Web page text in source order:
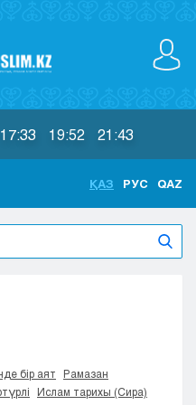
17:33 19:52 21:43
ҚАЗ РУС QAZ
бір аят
Рамазан
Ислам тарихы (Сира)